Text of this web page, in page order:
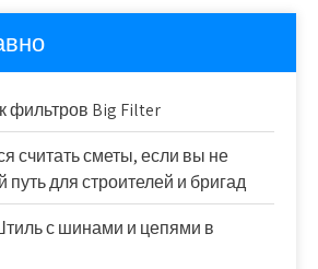
фильтров Big Filter
считать сметы, если вы не
путь для строителей и бригад
с шинами и цепями в